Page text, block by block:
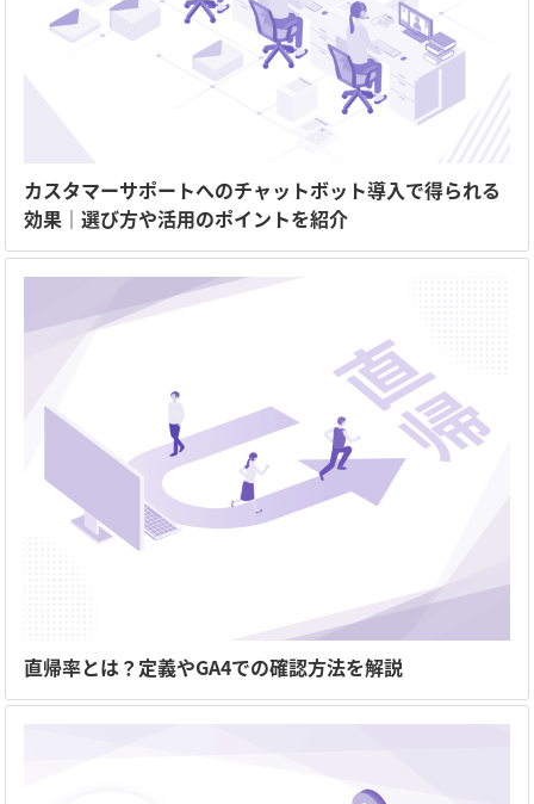
カスタマーサポートへのチャットボット導入で得られる
効果｜選び方や活用のポイントを紹介
直帰率とは？定義やGA4での確認方法を解説